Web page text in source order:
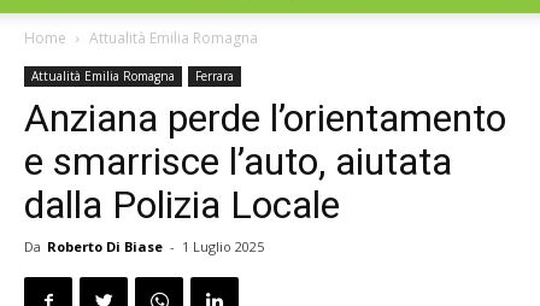
Home Attualità Emilia Romagna
Attualità Emilia Romagna Ferrara
Anziana perde l’orientamento
e smarrisce l’auto, aiutata
dalla Polizia Locale
Da Roberto Di Biase - 1 Luglio 2025